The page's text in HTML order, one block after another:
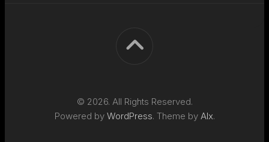
© 2026. All Rights Reserved.
Powered by WordPress. Theme by Alx.